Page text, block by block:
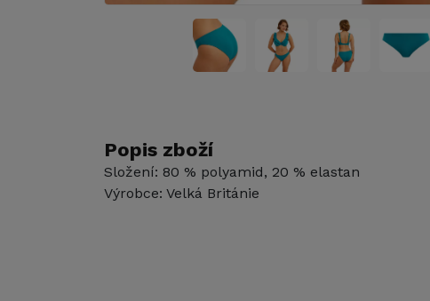
Popis zboží
Složení: 80 % polyamid, 20 % elastan
Výrobce: Velká Británie